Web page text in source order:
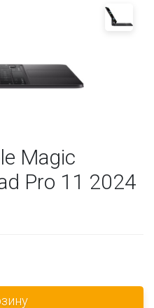
Magic
Pro 11 2024